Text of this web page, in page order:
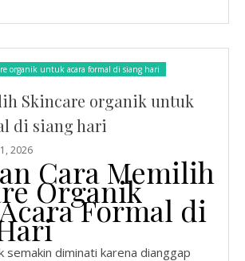
organik untuk acara formal di siang hari
Skincare organik untuk
di siang hari
2026
Cara Memilih
Organik
Formal di
semakin diminati karena dianggap